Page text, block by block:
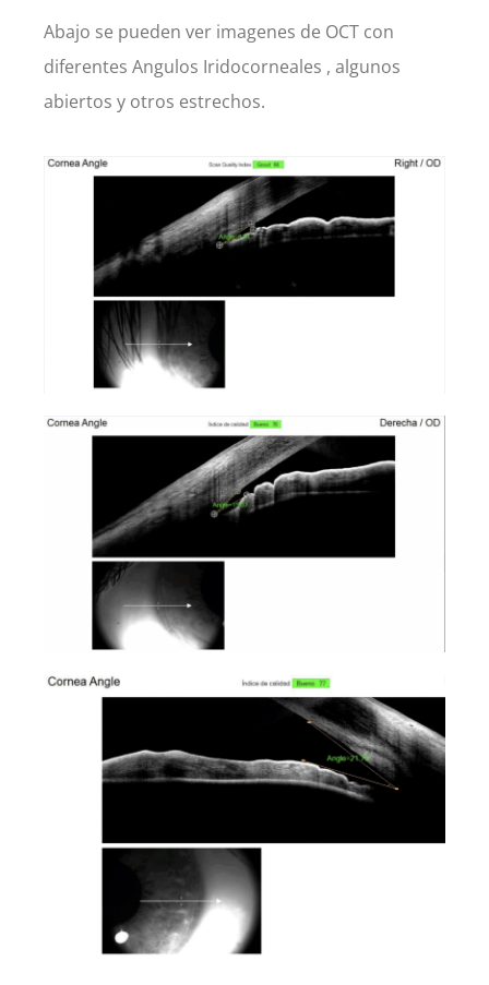
Abajo se pueden ver imagenes de OCT con
diferentes Angulos Iridocorneales , algunos
abiertos y otros estrechos.